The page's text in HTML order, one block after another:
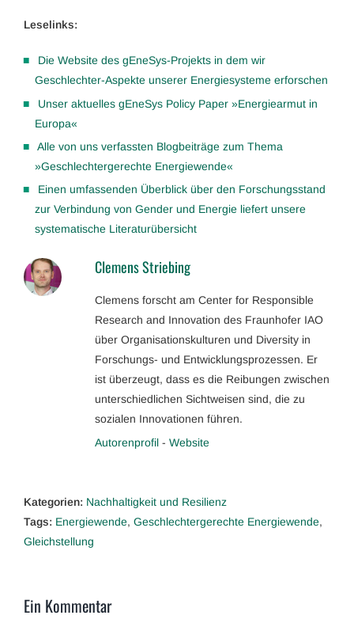
Leselinks:
Die Website des gEneSys-Projekts in dem wir
Geschlechter-Aspekte unserer Energiesysteme erforschen
Unser aktuelles gEneSys Policy Paper »Energiearmut in
Europa«
Alle von uns verfassten Blogbeiträge zum Thema
»Geschlechtergerechte Energiewende«
Einen umfassenden Überblick über den Forschungsstand
zur Verbindung von Gender und Energie liefert unsere
systematische Literaturübersicht
Clemens Striebing
Clemens forscht am Center for Responsible
Research and Innovation des Fraunhofer IAO
über Organisationskulturen und Diversity in
Forschungs- und Entwicklungsprozessen. Er
ist überzeugt, dass es die Reibungen zwischen
unterschiedlichen Sichtweisen sind, die zu
sozialen Innovationen führen.
Autorenprofil - Website
Kategorien: Nachhaltigkeit und Resilienz
Tags: Energiewende, Geschlechtergerechte Energiewende,
Gleichstellung
Ein Kommentar